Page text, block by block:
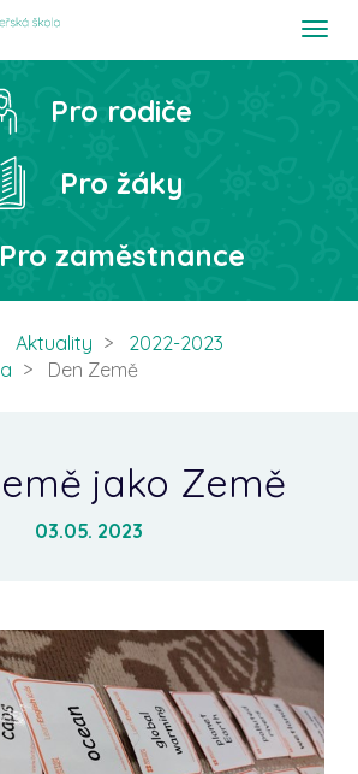
T
t
Hledat
Pro rodiče
Pro žáky
Pro zaměstnance
Aktuality
2022-2023
Den Země
jako Země
03.05. 2023